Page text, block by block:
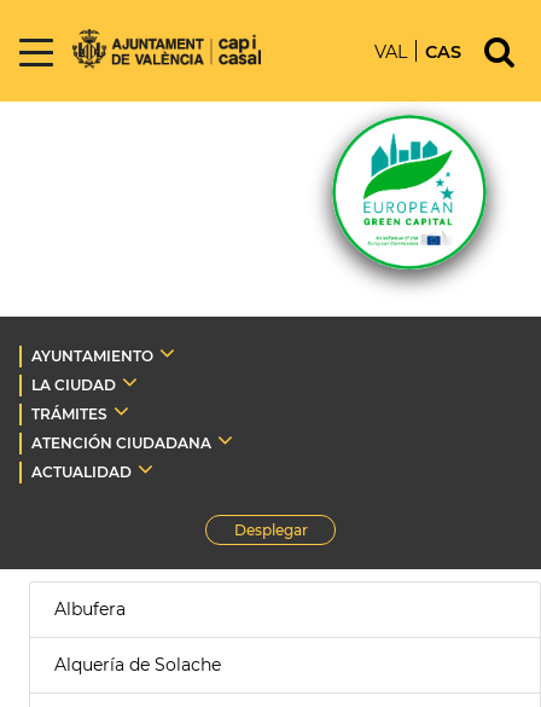
VAL CAS
AYUNTAMIENTO
LA CIUDAD
TRÁMITES
ATENCIÓN CIUDADANA
ACTUALIDAD
Desplegar
Albufera
Alquería de Solache